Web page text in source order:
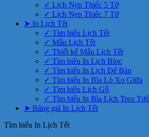
✓ Lịch Nẹp Thiếc 5 Tờ
✓ Lịch Nẹp Thiếc 7 Tờ
➤ In Lịch Tết
✓ Tìm hiểu Lịch Tết
✓ Mẫu Lịch Tết
✓ Thiết kế Mẫu Lịch Tết
✓ Tìm hiểu In Lịch Bloc
✓ Tìm hiểu In Lịch Để Bàn
✓ Tìm hiểu In Bìa Lò Xo Giữa
✓ Tìm hiểu Lịch Gỗ
✓ Tìm hiểu In Bìa Lịch Treo
➤ Bảng giá In Lịch Tết
Tìm hiểu In Lịch Tết